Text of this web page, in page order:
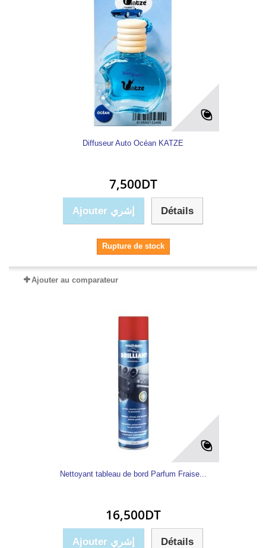
Diffuseur Auto Océan KATZE
7,500DT
Ajouter إشري Détails
Rupture de stock
Ajouter au comparateur
Nettoyant tableau de bord Parfum Fraise...
16,500DT
Ajouter إشري Détails